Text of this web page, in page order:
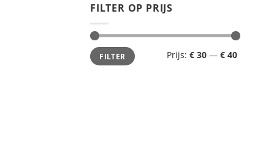
FILTER OP PRIJS
Min.
prijs
Max.
prijsFILTER Prijs: € 30 — € 40